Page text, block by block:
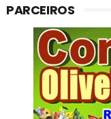
PARCEIROS